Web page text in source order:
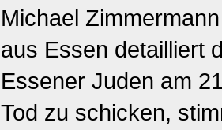
Michael
aus Essen detailliert
Essener Juden am
Tod zu schicken,